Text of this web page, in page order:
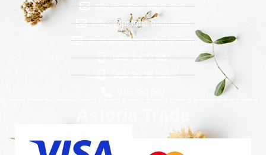
info@astoria-trade.com
office@astoria-trade.com
prodaja@astoria-trade.com
060/ 1 622 622
065/ 85 95 105